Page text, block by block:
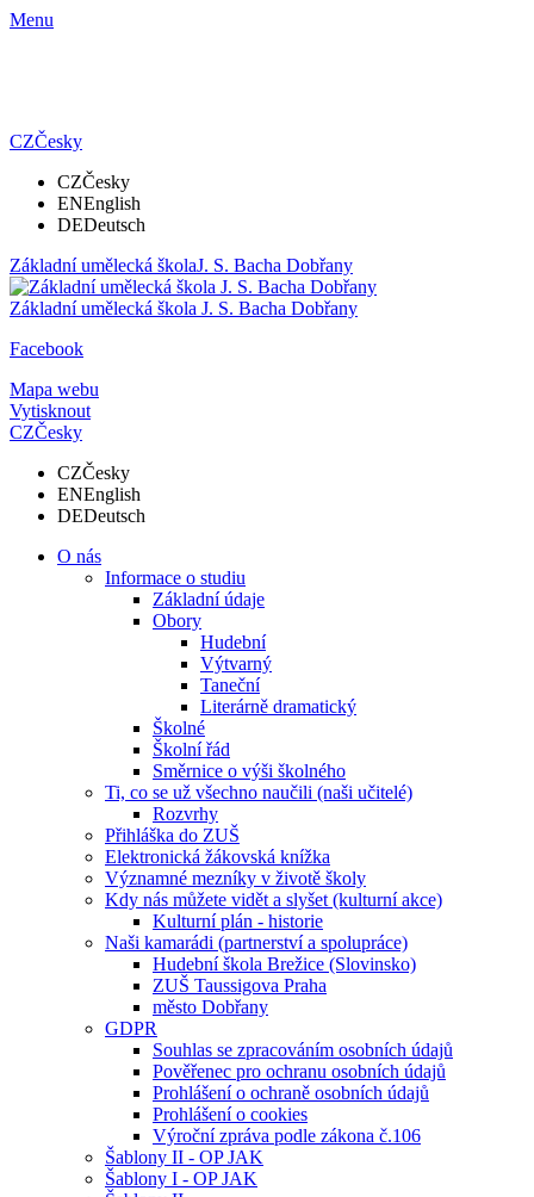
Menu
CZČesky
CZČesky
ENEnglish
DEDeutsch
Základní umělecká školaJ. S. Bacha Dobřany
Základní umělecká škola J. S. Bacha Dobřany
Facebook
Mapa webu
Vytisknout
CZČesky
CZČesky
ENEnglish
DEDeutsch
O nás
Informace o studiu
Základní údaje
Obory
Hudební
Výtvarný
Taneční
Literárně dramatický
Školné
Školní řád
Směrnice o výši školného
Ti, co se už všechno naučili (naši učitelé)
Rozvrhy
Přihláška do ZUŠ
Elektronická žákovská knížka
Významné mezníky v životě školy
Kdy nás můžete vidět a slyšet (kulturní akce)
Kulturní plán - historie
Naši kamarádi (partnerství a spolupráce)
Hudební škola Brežice (Slovinsko)
ZUŠ Taussigova Praha
město Dobřany
GDPR
Souhlas se zpracováním osobních údajů
Pověřenec pro ochranu osobních údajů
Prohlášení o ochraně osobních údajů
Prohlášení o cookies
Výroční zpráva podle zákona č.106
Šablony II - OP JAK
Šablony I - OP JAK